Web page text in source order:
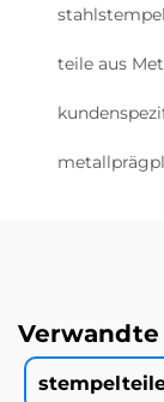
teile aus
Verwandte